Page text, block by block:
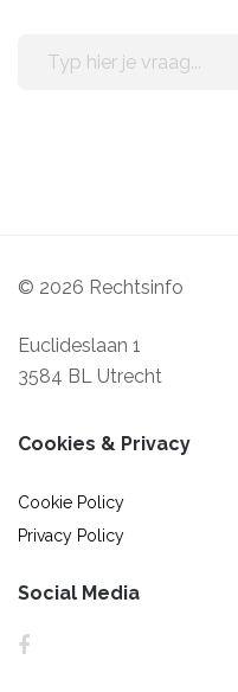
© 2026 Rechtsinfo
Euclideslaan 1
3584 BL Utrecht
Cookies & Privacy
Cookie Policy
Privacy Policy
Social Media